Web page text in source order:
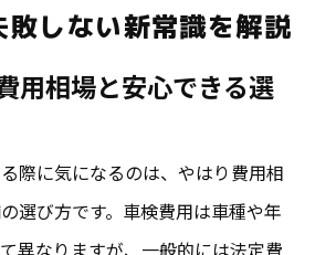
敗しない新常識を解説
用相場と安心できる選
際に気になるのは、やはり費用相
選び方です。車検費用は車種や年
異なりますが、一般的には法定費